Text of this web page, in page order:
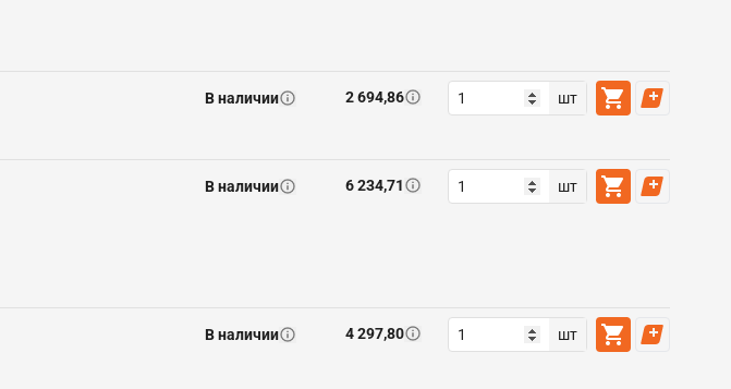
В наличии 2 694,86 шт
В наличии 6 234,71 шт
В наличии 4 297,80 шт